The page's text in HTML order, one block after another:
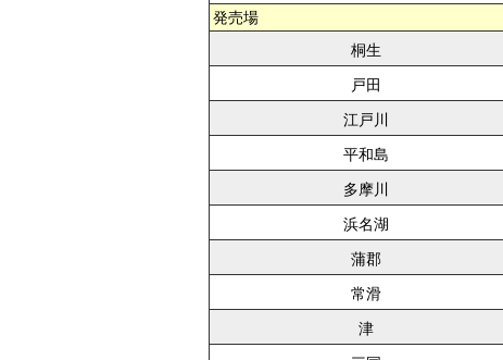
発売場
桐生
戸田
江戸川
平和島
多摩川
浜名湖
蒲郡
常滑
津